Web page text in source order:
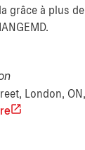
grâce à plus
London,